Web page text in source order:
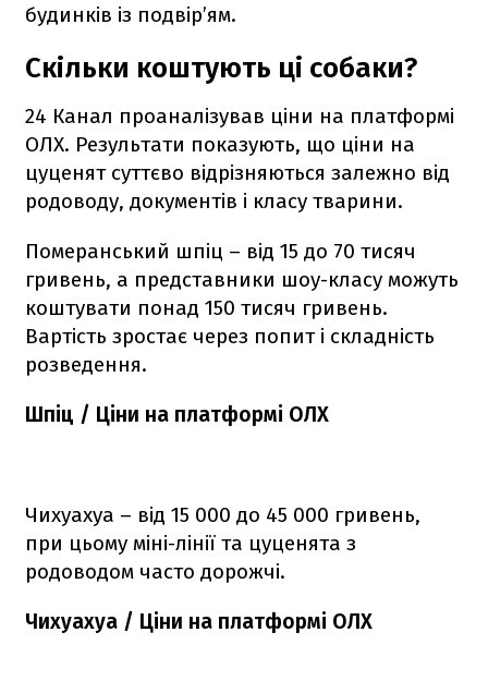
будинків із подвір’ям.
Скільки коштують ці собаки?
24 Канал проаналізував ціни на платформі
ОЛХ. Результати показують, що ціни на
цуценят суттєво відрізняються залежно від
родоводу, документів і класу тварини.
Померанський шпіц – від 15 до 70 тисяч
гривень, а представники шоу-класу можуть
коштувати понад 150 тисяч гривень.
Вартість зростає через попит і складність
розведення.
Шпіц / Ціни на платформі ОЛХ
Чихуахуа – від 15 000 до 45 000 гривень,
при цьому міні-лінії та цуценята з
родоводом часто дорожчі.
Чихуахуа / Ціни на платформі ОЛХ